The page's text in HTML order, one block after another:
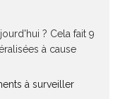
? Cela fait 9
à cause
à surveiller